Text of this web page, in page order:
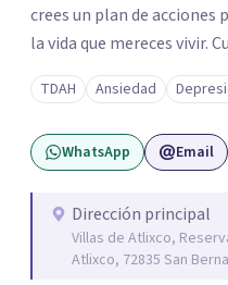
crees un plan de acciones
la vida que mereces vivir.
propia emocional, creada
nueve años de trabajo, que
pacientes a sanar,
construir un bienestar
plan de acciones
en el Instituto de
Actualmente soy
TDAH Ansiedad
WhatsApp Email
Dirección principal
Villas de Atlixco,
Atlixco, 72835 San